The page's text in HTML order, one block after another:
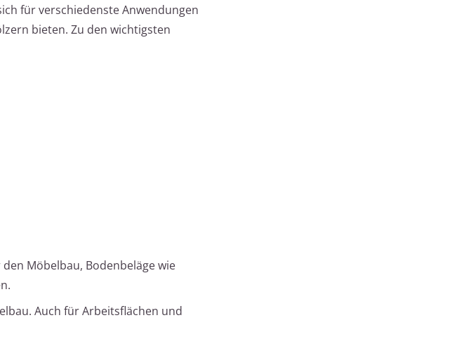
für verschiedenste Anwendungen
bieten. Zu den wichtigsten
Möbelbau, Bodenbeläge wie
Auch für Arbeitsflächen und